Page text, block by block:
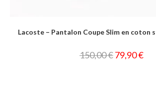
Lacoste – Pantalon Coupe Slim en coton
150,00€ 79,90€